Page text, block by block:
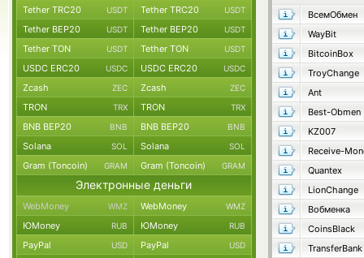
ВсемОбмен
WayBit
BitcoinBox
TroyChange
Ant
Best-Obmen
KZ007
Receive-
Quantex
LionChange
Вобменка
CoinsBlack
TransferBank
Tether TRC20 USDT Tether TRC20 USDT
Tether BEP20 USDT Tether BEP20 USDT
Tether TON USDT Tether TON USDT
USDC ERC20 USDC USDC ERC20 USDC
Zcash ZEC Zcash ZEC
TRON TRX TRON TRX
BNB BEP20 BNB BNB BEP20 BNB
Solana SOL Solana SOL
Gram (Toncoin) GRAM Gram (Toncoin) GRAM
Электронные деньги
WebMoney WMZ WebMoney WMZ
ЮMoney RUB ЮMoney RUB
PayPal USD PayPal USD